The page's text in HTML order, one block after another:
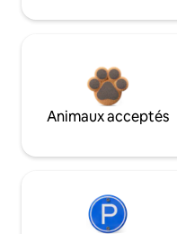
Animaux acceptés